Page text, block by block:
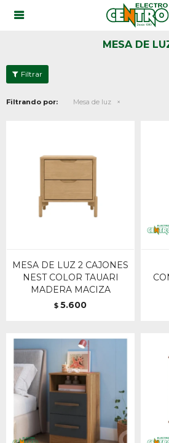

MESA DE
Filtrando por: Mesa de luz
MESA DE LUZ 2 CAJONES
NEST COLOR TAUARI
MADERA MACIZA
$ 5.600